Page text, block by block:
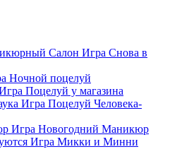
Игра Снова в
Ночной поцелуй
Поцелуй у магазина
Игра Поцелуй Человека-
Игра Новогодний Маникюр
Игра Микки и Минни